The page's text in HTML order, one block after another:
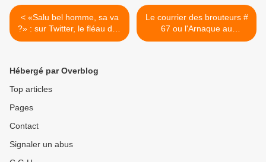
< «Salu bel homme, sa va
?» : sur Twitter, le fléau des
arnaques sentimentales
Le courrier des brouteurs #
67 ou l'Arnaque au
remboursement >
Hébergé par Overblog
Top articles
Pages
Contact
Signaler un abus